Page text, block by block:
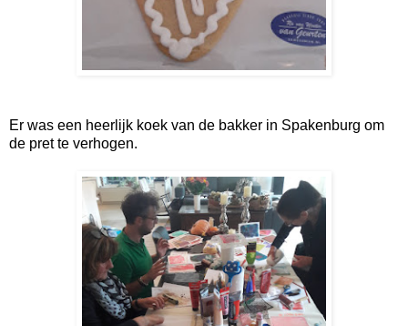
Er was een heerlijk koek van de bakker in Spakenburg om
de pret te verhogen.